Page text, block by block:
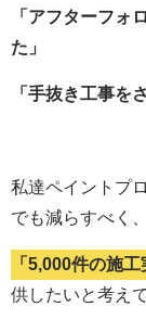
「アフターフォ
た」
「手抜き工事を
私達ペイントプ
でも減らすべく、
「5,000件の施
供したいと考え